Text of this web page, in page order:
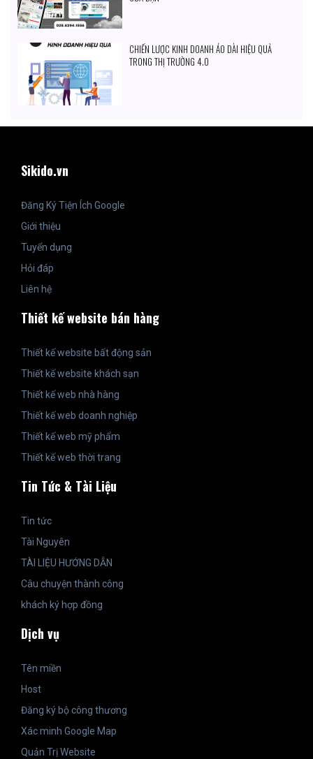
CHIẾN LƯỢC KINH DOANH ÁO DÀI HIỆU QUẢ
TRONG THỊ TRƯỜNG 4.0
Sikido.vn
Đăng Ký Tiện Ích Google
Giới thiệu
Tuyển dụng
Hỏi đáp
Liên hệ
Thiết kế website bán hàng
Thiết kế website bất động sản
Thiết kế website khách sạn
Thiết kế web nhà hàng
Thiết kế web doanh nghiệp
Thiết kế web mỹ phẩm
Thiết kế web thời trang
Tin Tức & Tài Liệu
Tin tức
Tài Nguyên
TÀI LIỆU HƯỚNG DẪN
Câu chuyện thành công
khách ký hợp đồng
Dịch vụ
Tên miền
Host
Đăng ký bộ công thương
Xác minh Google Map
Quản Trị Website